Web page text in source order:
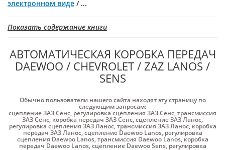
электронном виде / ...
Показать содержание книги
АВТОМАТИЧЕСКАЯ КОРОБКА ПЕРЕДАЧ
DAEWOO / CHEVROLET / ZAZ LANOS /
SENS
Обычно пользователи нашего сайта находят эту страницу по
следующим запросам:
сцепление ЗАЗ Cенс, регулировка сцепления ЗАЗ Cенс,трансмиссия
ЗАЗ Cенс, коробка передач ЗАЗ Cенс,сцепление ЗАЗ Ланос,
регулировка сцепления ЗАЗ Ланос,трансмиссия ЗАЗ Ланос, коробка
передач ЗАЗ Ланос,сцепление Daewoo Lanos, регулировка
сцепления Daewoo Lanos,трансмиссия Daewoo Lanos, коробка
передач Daewoo Lanos,сцепление Daewoo Sens, регулировка